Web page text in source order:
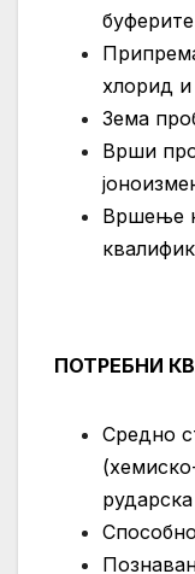
хлорид и
Зема
Врши
Вршење
ПОТРЕБНИ
Средно